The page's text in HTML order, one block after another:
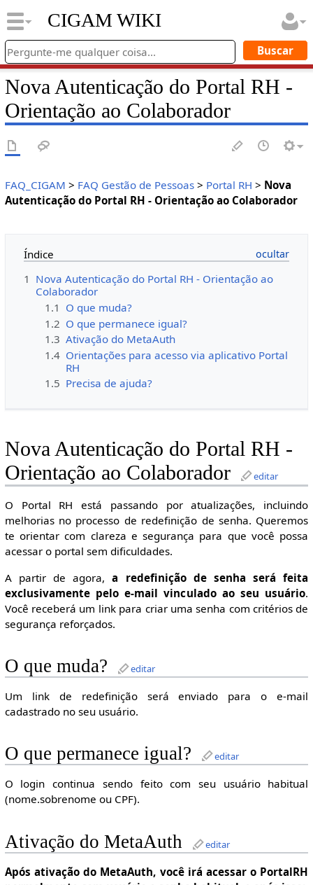
CIGAM WIKI
Nova Autenticação do Portal RH -
Orientação ao Colaborador
FAQ_CIGAM > FAQ Gestão de Pessoas> Portal RH > Nova
Autenticação do Portal RH - Orientação ao Colaborador
Índice
1 Nova Autenticação do Portal RH - Orientação ao
Colaborador
1.1 O que muda?
1.2 O que permanece igual?
1.3 Ativação do MetaAuth
1.4 Orientações para acesso via aplicativo Portal
RH
1.5 Precisa de ajuda?
Nova Autenticação do Portal RH -
Orientação ao Colaborador
editar
O Portal RH está passando por atualizações, incluindo
melhorias no processo de redefinição de senha. Queremos
te orientar com clareza e segurança para que você possa
acessar o portal sem dificuldades.
A partir de agora,a redefinição de senha será feita
exclusivamente pelo e-mail vinculado ao seu usuário.
Você receberá um link para criar uma senha com critérios de
segurança reforçados.
O que muda? editar
Um link de redefinição será enviado para o e-mail
cadastrado no seu usuário.
O que permanece igual? editar
O login continua sendo feito com seu usuário habitual
(nome.sobrenome ou CPF).
Ativação do MetaAuth editar
Após ativação do MetaAuth, você irá acessar o PortalRH